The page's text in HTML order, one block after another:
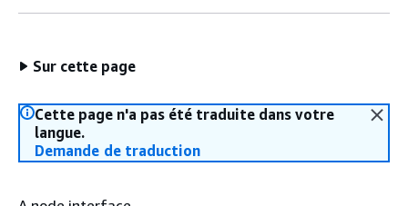
Sur cette page
Cette page n'a pas été traduite dans votre
langue.
Demande de traduction